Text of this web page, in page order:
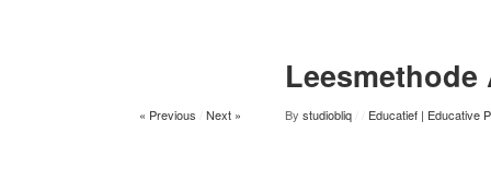
« Previous Next » By studiobliq Educatief | Educative